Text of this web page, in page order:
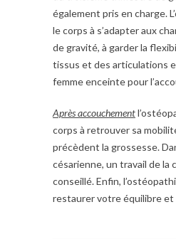
également pris en charge.
le corps à s’adapter aux
de gravité, à garder la
tissus et des articulations
femme enceinte pour
Après accouchement
corps à retrouver sa
précèdent la grossesse.
césarienne, un travail de
conseillé. Enfin,
restaurer votre équilibre et